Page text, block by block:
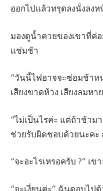
ออกไปแล้วทรุดลงนั่งลง
มองดูน้ำควยของเขาที่ค่
แช่มช้า
“วันนี้ไฟอาจจะซ่อมช้าห
เสียงขาดห้วง เสียงลมห
“ไม่เป็นไรค่ะ แต่ถ้าช้าม
ช่วยรับผิดชอบด้วยนะค
“จะอะไรเหรอครับ ?” เข
“จะเงี่ยนค่ะ” ฉันตอบไป